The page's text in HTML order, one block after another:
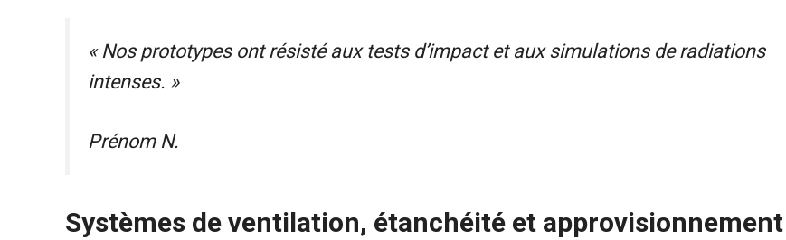
« Nos prototypes ont résisté aux tests d’impact et aux simulations de radiations
intenses. »
Prénom N.
Systèmes de ventilation, étanchéité et approvisionnement